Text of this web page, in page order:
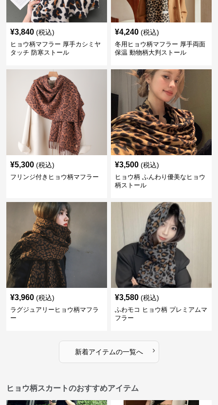
¥3,840 (税込)
ヒョウ柄マフラー 厚手カシミヤ
タッチ 防寒ストール
¥4,240 (税込)
冬用ヒョウ柄マフラー 厚手両面
保温 動物柄大判ストール
¥5,300 (税込)
フリンジ付きヒョウ柄マフラー
¥3,500 (税込)
ヒョウ柄 ふんわり優美なヒョウ
柄ストール
¥3,960 (税込)
ラグジュアリーヒョウ柄マフラ
ー
¥3,580 (税込)
ふわモコ ヒョウ柄 プレミアムマ
フラー
新着アイテムの一覧へ ›
ヒョウ柄スカートのおすすめアイテム